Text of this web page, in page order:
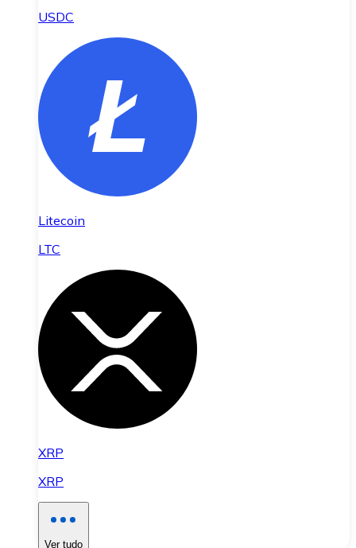
USDC
Litecoin
LTC
XRP
XRP
Ver tudo